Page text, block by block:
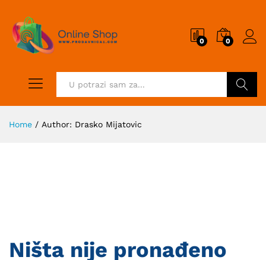
0 0
Home / Author: Drasko Mijatovic
Ništa nije pronađeno